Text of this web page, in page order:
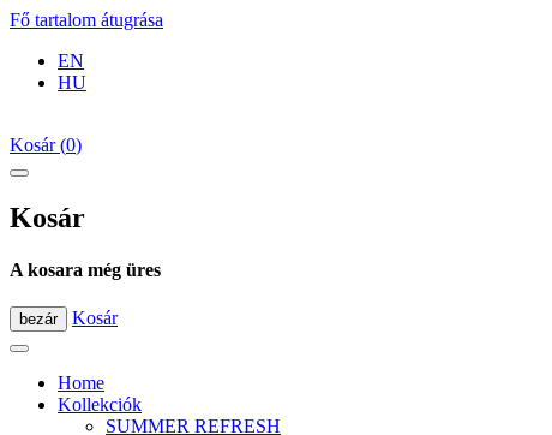
Fő tartalom átugrása
EN
HU
Kosár(0)
Kosár
A kosara még üres
bezár Kosár
Home
Kollekciók
SUMMER REFRESH